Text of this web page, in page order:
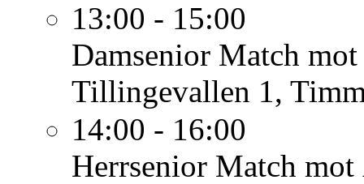
13:00 - 15:00
Damsenior Match
Tillingevallen 1,
14:00 - 16:00
Herrsenior Match